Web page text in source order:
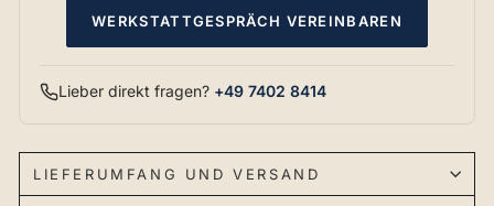
WERKSTATTGESPRÄCH VEREINBAREN
Lieber direkt fragen? +49 7402 8414
LIEFERUMFANG UND VERSAND